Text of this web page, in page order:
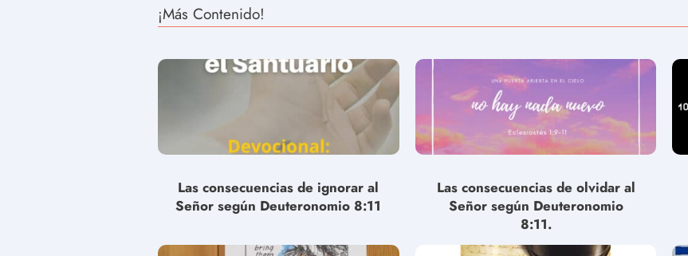
¡Más Contenido!
Las consecuencias de ignorar al
Señor según Deuteronomio 8:11
Las consecuencias de olvidar al
Señor según Deuteronomio
8:11.